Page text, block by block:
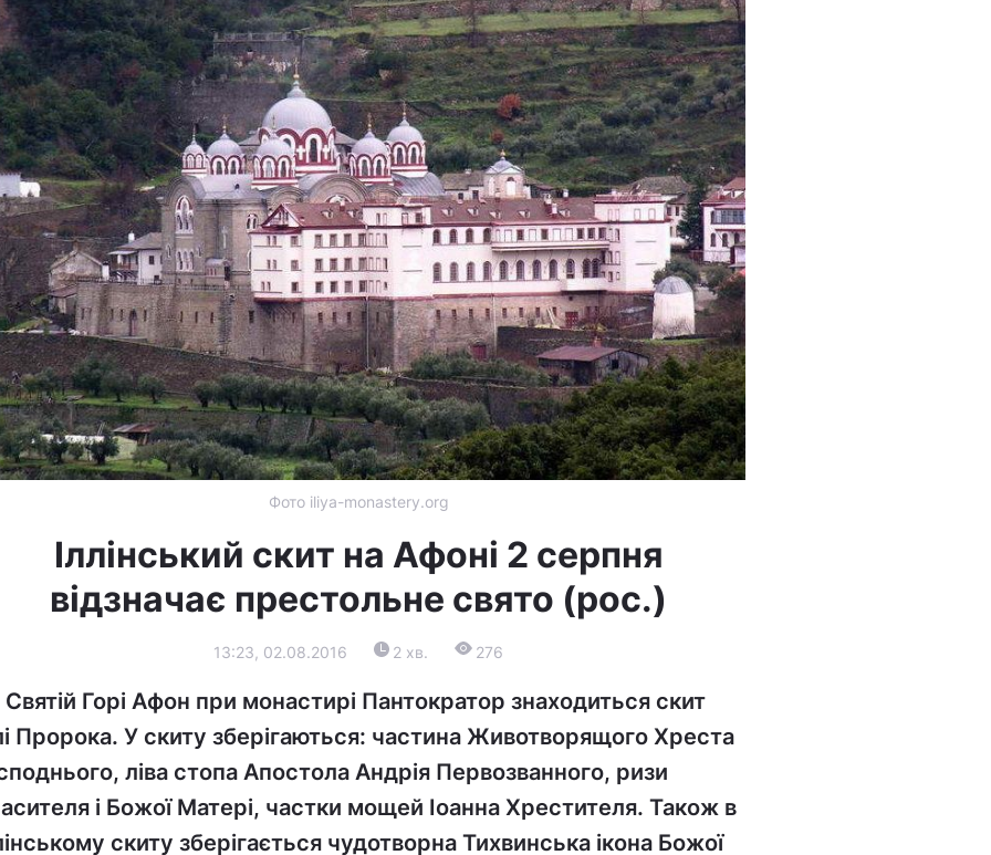
Фото iliya-monastery.org
Іллінський скит на Афоні 2 серпня
відзначає престольне свято (рос.)
13:23, 02.08.2016 2 хв. 276
Горі Афон при монастирі Пантократор знаходиться скит
Пророка. У скиту зберігаються: частина Животворящого Хреста
ліва стопа Апостола Андрія Первозванного, ризи
і Божої Матері, частки мощей Іоанна Хрестителя. Також в
скиту зберігається чудотворна Тихвинська ікона Божої